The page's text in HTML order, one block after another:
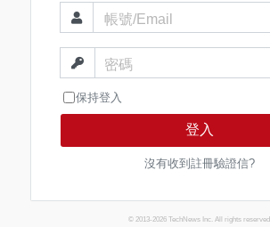
帳號/Email
密碼
保持登入
登入
沒有收到註冊驗證信?
© 2013-2026 TechNews Inc. All rights reserved.